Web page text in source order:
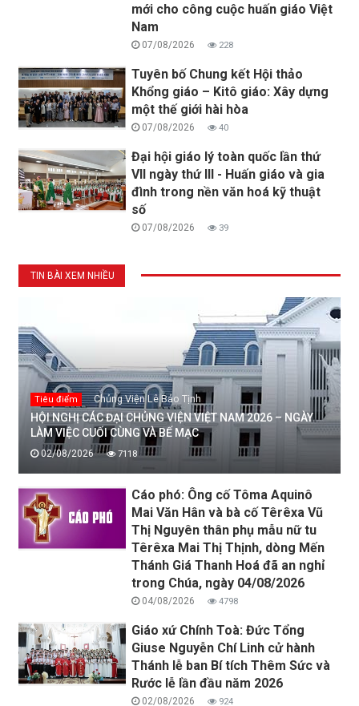
mới cho công cuộc huấn giáo Việt
Nam
07/08/2026 228
Tuyên bố Chung kết Hội thảo
Khổng giáo – Kitô giáo: Xây dựng
một thế giới hài hòa
07/08/2026 40
Đại hội giáo lý toàn quốc lần thứ
VII ngày thứ III - Huấn giáo và gia
đình trong nền văn hoá kỹ thuật
số
07/08/2026 39
TIN BÀI XEM NHIỀU
Tiêu điểm Chủng Viện Lê Bảo Tịnh
HỘI NGHỊ CÁC ĐẠI CHỦNG VIỆN VIỆT NAM 2026 – NGÀY
LÀM VIỆC CUỐI CÙNG VÀ BẾ MẠC
02/08/2026 7118
Cáo phó: Ông cố Tôma Aquinô
Mai Văn Hân và bà cố Têrêxa Vũ
Thị Nguyên thân phụ mẫu nữ tu
Têrêxa Mai Thị Thịnh, dòng Mến
Thánh Giá Thanh Hoá đã an nghỉ
trong Chúa, ngày 04/08/2026
04/08/2026 4798
Giáo xứ Chính Toà: Đức Tổng
Giuse Nguyễn Chí Linh cử hành
Thánh lễ ban Bí tích Thêm Sức và
Rước lễ lần đầu năm 2026
02/08/2026 924